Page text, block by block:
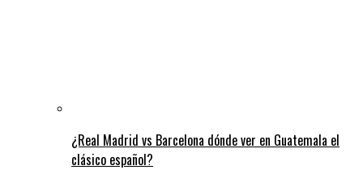
¿Real Madrid vs Barcelona dónde ver en Guatemala el
clásico español?